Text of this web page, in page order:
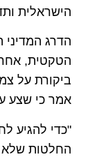
הישראלית
הדרג המדיני
הטקטית,
ביקורת על
אמר כי שצע
"כדי להגיע
החלטות שלא